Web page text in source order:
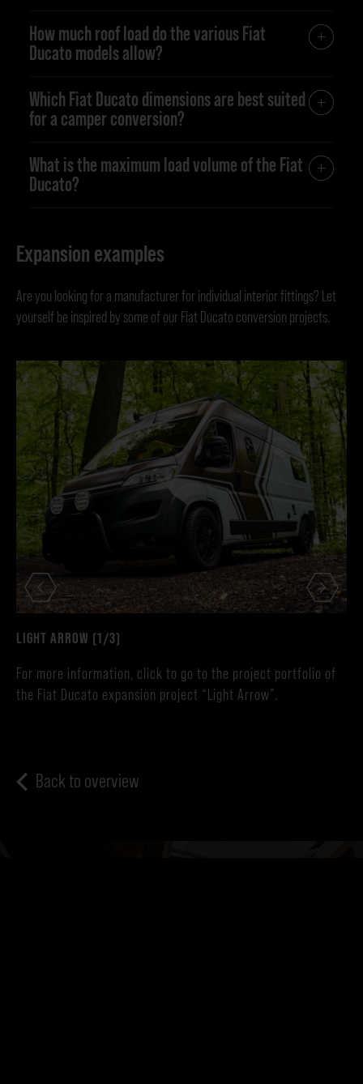
How much roof load do the various Fiat
Ducato models allow?
Which Fiat Ducato dimensions are best suited
for a camper conversion?
What is the maximum load volume of the Fiat
Ducato?
Expansion examples
Are you looking for a manufacturer for individual interior fittings? Let
yourself be inspired by some of our Fiat Ducato conversion projects.
LIGHT ARROW (1/3)
For more information, click to go to the project portfolio of
the Fiat Ducato expansion project “Light Arrow”.
Back to overview